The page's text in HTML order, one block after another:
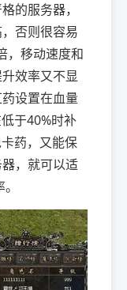
的服务器，
否则很容易
，移动速度和
效率又不显
设置在血量
于40%时补
药，又能保
，就可以适